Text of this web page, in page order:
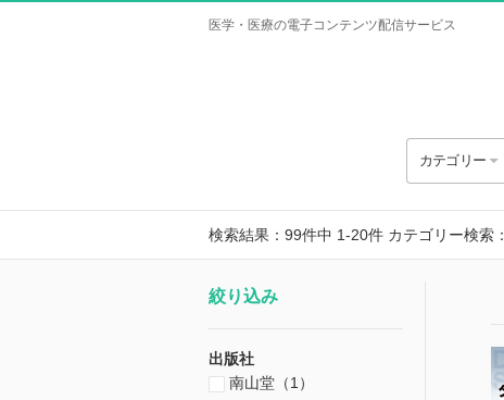
医学・医療の電子コンテンツ配信サービス
カテゴリー
検索結果：99件中 1-20件 カテゴリー検索：
絞り込み
出版社
南山堂（1）